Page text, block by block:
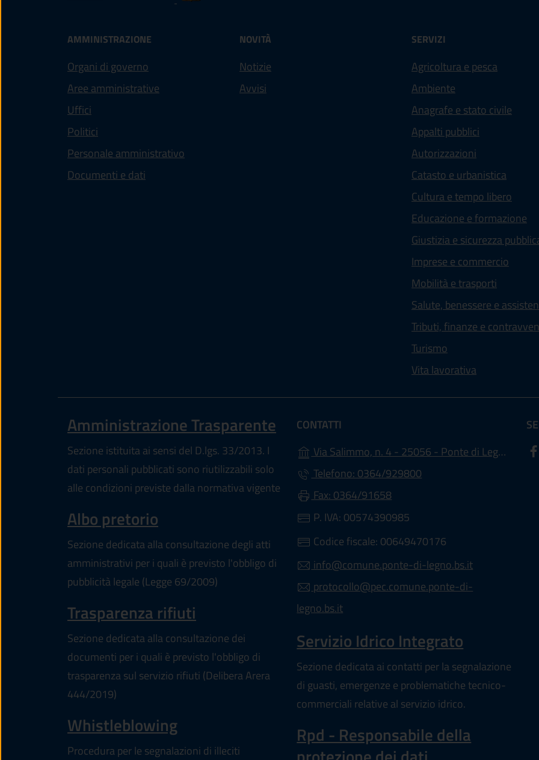
AMMINISTRAZIONE
Organi di governo
Aree amministrative
Uffici
Politici
Personale amministrativo
Documenti e dati
NOVITÀ
Notizie
Avvisi
SERVIZI
Agricoltura e pesca
Ambiente
Anagrafe e stato civile
Appalti pubblici
Autorizzazioni
Catasto e urbanistica
Cultura e tempo libero
Educazione e formazione
Giustizia e sicurezza
Imprese e commercio
Mobilità e trasporti
Salute, benessere e
Tributi, finanze e
Turismo
Vita lavorativa
Amministrazione Trasparente
Sezione istituita ai sensi del D.lgs. 33/2013. I
dati personali pubblicati sono riutilizzabili solo
alle condizioni previste dalla normativa vigente
Albo pretorio
Sezione dedicata alla consultazione degli atti
amministrativi per i quali è previsto l'obbligo di
pubblicità legale (Legge 69/2009)
Trasparenza rifiuti
Sezione dedicata alla consultazione dei
documenti per i quali è previsto l'obbligo di
trasparenza sul servizio rifiuti (Delibera Arera
444/2019)
Whistleblowing
Procedura per le segnalazioni di illeciti
CONTATTI
Via Salimmo, n. 4 - 25056 - Ponte di Legno (BS)
Telefono: 0364/929800
Fax: 0364/91658
P. IVA: 00574390985
Codice fiscale: 00649470176
info@comune.ponte-di-legno.bs.it
protocollo@pec.comune.ponte-di-
legno.bs.it
Servizio Idrico Integrato
Sezione dedicata ai contatti per la segnalazione
di guasti, emergenze e problematiche tecnico-
commerciali relative al servizio idrico.
Rpd - Responsabile della